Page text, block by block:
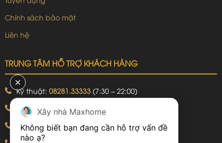
Chính sách bảo mật
Liên hệ
TRUNG TÂM HỖ TRỢ KHÁCH HÀNG
Kỹ thuật: 08281.33333 (7:30 – 22:00)
Khiếu nại: 09240.99999 (7:30 – 22:00)
Bảo hành:09240.99999(8:00 – 21:00)
Xây nhà Maxhome
Không biết bạn đang cần hỗ trợ vấn đề